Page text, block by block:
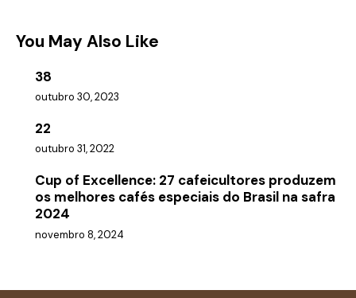
You May Also Like
38
outubro 30, 2023
22
outubro 31, 2022
Cup of Excellence: 27 cafeicultores produzem
os melhores cafés especiais do Brasil na safra
2024
novembro 8, 2024